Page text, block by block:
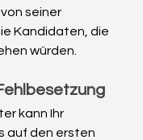
seiner
Kandidaten, die
würden.
kann Ihr
auf den ersten